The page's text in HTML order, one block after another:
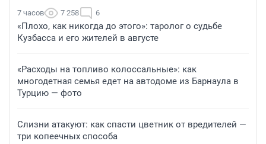
7 часов 7 258 6
«Плохо, как никогда до этого»: таролог о судьбе
Кузбасса и его жителей в августе
«Расходы на топливо колоссальные»: как
многодетная семья едет на автодоме из Барнаула в
Турцию — фото
Слизни атакуют: как спасти цветник от вредителей —
три копеечных способа